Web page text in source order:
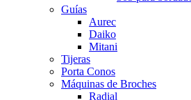
Guías
Aurec
Daiko
Mitani
Tijeras
Porta Conos
Máquinas de Broches
Radial